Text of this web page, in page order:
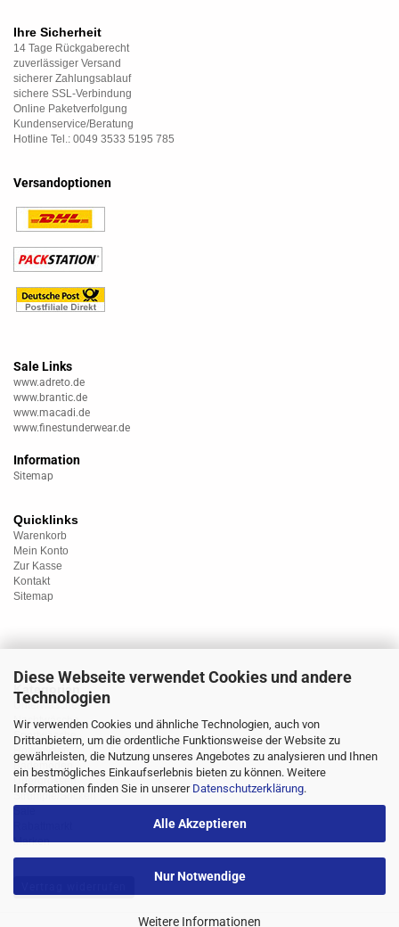
Diese Webseite verwendet Cookies und andere
Technologien
Wir verwenden Cookies und ähnliche Technologien, auch von
Drittanbietern, um die ordentliche Funktionsweise der Website zu
gewährleisten, die Nutzung unseres Angebotes zu analysieren und Ihnen
ein bestmögliches Einkaufserlebnis bieten zu können. Weitere
Informationen finden Sie in unserer Datenschutzerklärung.
Alle Akzeptieren
Nur Notwendige
Weitere Informationen
Ihre Sicherheit
14 Tage Rückgaberecht
zuverlässiger Versand
sicherer Zahlungsablauf
sichere SSL-Verbindung
Online Paketverfolgung
Kundenservice/Beratung
Hotline Tel.: 0049 3533 5195 785
Versandoptionen
Sale Links
www.adreto.de
www.brantic.de
www.macadi.de
www.finestunderwear.de
Information
Sitemap
Quicklinks
Warenkorb
Mein Konto
Zur Kasse
Kontakt
Sitemap
Kategorien
Unterwäsche
Nachtwäsche
Sportwäsche
Homewear
Bademoden
Übergrössen
Strümpfe/Socken
Marken